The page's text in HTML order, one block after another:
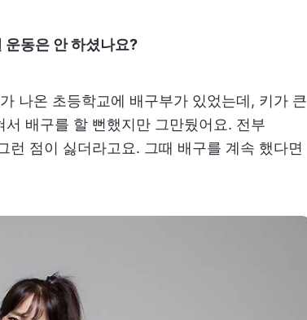
운동은 안 하셨나요?
나온 초등학교에 배구부가 있었는데, 키가 큰
배구를 할 뻔했지만 그만뒀어요. 전부
런 점이 싫더라고요. 그때 배구를 계속 했다면